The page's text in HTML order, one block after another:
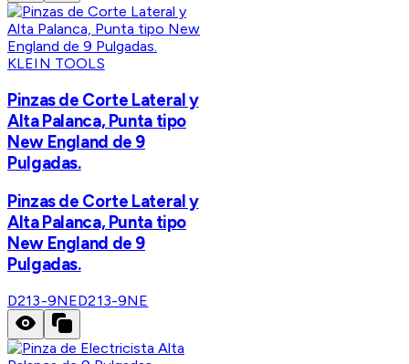
KLEIN TOOLS
Pinzas de Corte Lateral y
Alta Palanca, Punta tipo
New England de 9
Pulgadas.
Pinzas de Corte Lateral y
Alta Palanca, Punta tipo
New England de 9
Pulgadas.
D213-9NED213-9NE